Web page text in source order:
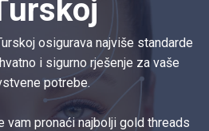
osigurava najviše standarde
i sigurno rješenje za vaše
potrebe.
vam pronaći najbolji gold threads